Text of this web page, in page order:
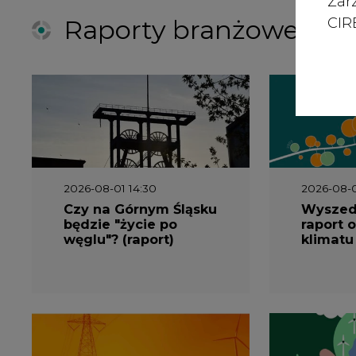
2026-08-01 14:30
Czy na Górnym Śląsku
będzie "życie po
węglu"? (raport)
2026-08-
raport o
klimatu